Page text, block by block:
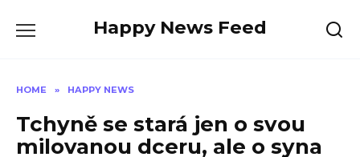
Happy News Feed
HOME » HAPPY NEWS
Tchyně se stará jen o svou
milovanou dceru, ale o syna